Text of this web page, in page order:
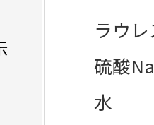
ラウレ
硫酸Na
水